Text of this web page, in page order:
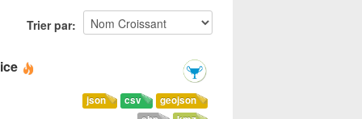
Trier par
geojson
csv
json